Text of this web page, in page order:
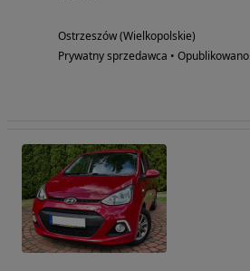
Ostrzeszów (Wielkopolskie)
Prywatny sprzedawca • Opublikowano